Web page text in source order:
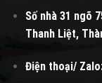
Số nhà 31 ngõ
Thanh Liệt,
Điện thoại/